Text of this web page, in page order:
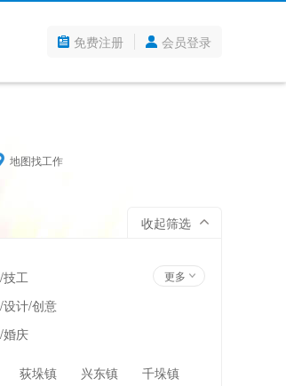
免费注册 会员登录
地图找工作
收起筛选
技工
设计/创意
婚庆
更多
荻垛镇 兴东镇
千垛镇